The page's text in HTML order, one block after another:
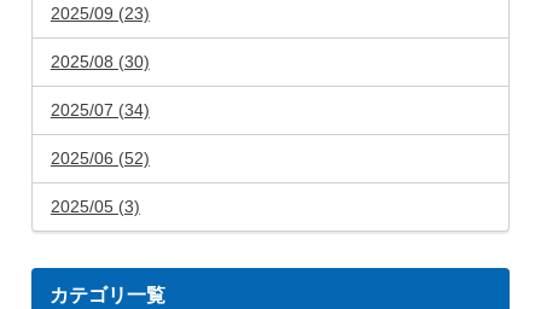
2025/09 (23)
2025/08 (30)
2025/07 (34)
2025/06 (52)
2025/05 (3)
カテゴリ一覧